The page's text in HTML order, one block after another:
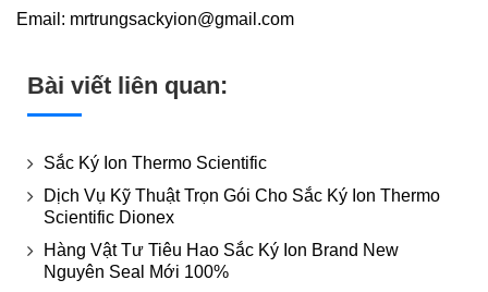
Email: mrtrungsackyion@gmail.com
Bài viết liên quan:
Sắc Ký Ion Thermo Scientific
Dịch Vụ Kỹ Thuật Trọn Gói Cho Sắc Ký Ion Thermo
Scientific Dionex
Hàng Vật Tư Tiêu Hao Sắc Ký Ion Brand New
Nguyên Seal Mới 100%